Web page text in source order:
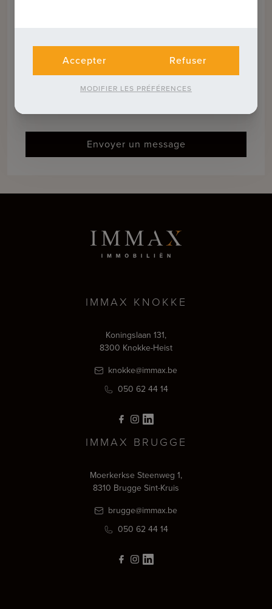
Je suis d'accord avec leconditions de
Envoyer un message
IMMAX KNOKKE
Koningslaan 131,
8300 Knokke-Heist
knokke@immax.be
050 62 44 14
IMMAX BRUGGE
Moerkerkse Steenweg 1,
8310 Brugge Sint-Kruis
brugge@immax.be
050 62 44 14
Accepter Refuser
MODIFIER LES PRÉFÉRENCES